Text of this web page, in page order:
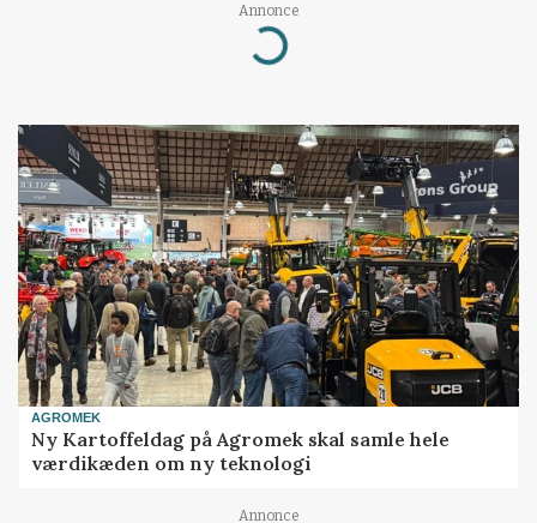
Annonce
Loading...
AGROMEK
Ny Kartoffeldag på Agromek skal samle hele
værdikæden om ny teknologi
Annonce